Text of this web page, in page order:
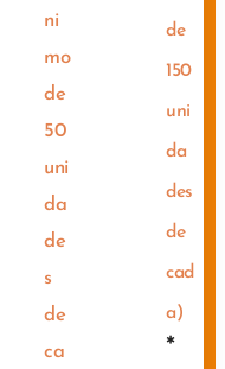
ni
mo
de
50
uni
da
de
s
de
ca
de
150
uni
da
des
de
cad
a)
*